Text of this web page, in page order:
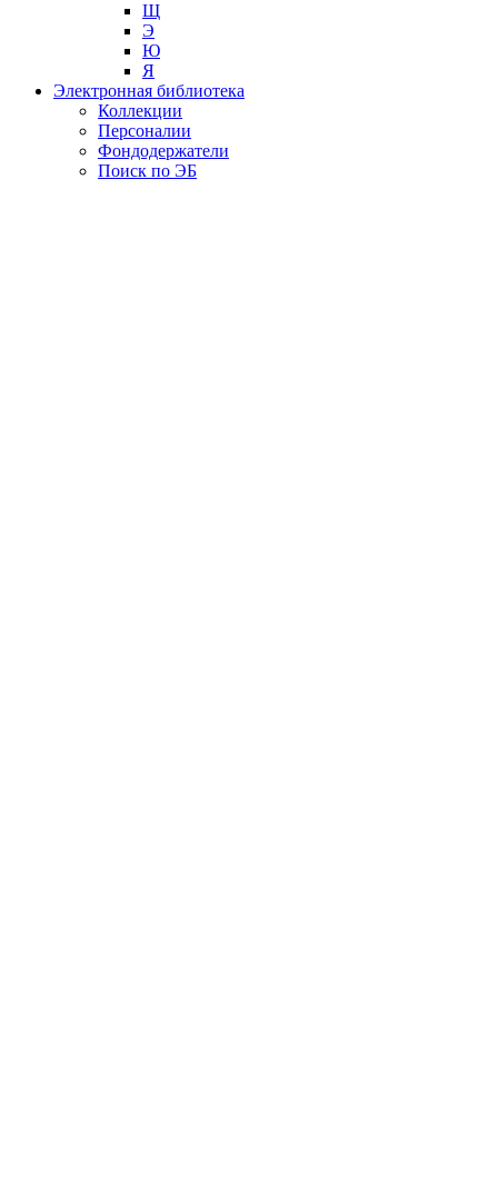
Щ
Э
Ю
Я
Электронная библиотека
Коллекции
Персоналии
Фондодержатели
Поиск по ЭБ